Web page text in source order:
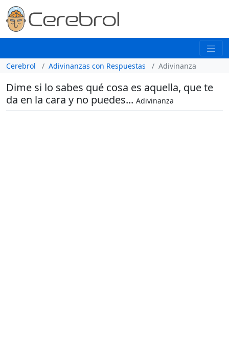
Cerebrol Adivinanzas con Respuestas Adivinanza
Dime si lo sabes qué cosa es aquella, que te
da en la cara y no puedes... Adivinanza